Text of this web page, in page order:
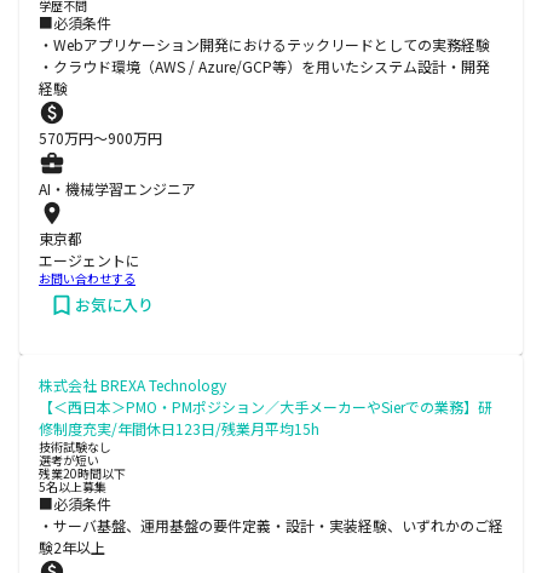
学歴不問
■必須条件
・Webアプリケーション開発におけるテックリードとしての実務経験
・クラウド環境（AWS / Azure/GCP等）を用いたシステム設計・開発
経験
570万円〜900万円
AI・機械学習エンジニア
東京都
エージェントに
お問い合わせする
お気に入り
株式会社 BREXA Technology
【＜西日本＞PMO・PMポジション／大手メーカーやSierでの業務】研
修制度充実/年間休日123日/残業月平均15h
技術試験なし
選考が短い
残業20時間以下
5名以上募集
■必須条件
・サーバ基盤、運用基盤の要件定義・設計・実装経験、いずれかのご経
験2年以上